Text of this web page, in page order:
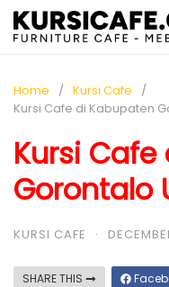
Home
Kursi Cafe
Kursi Cafe di Kabupaten
Kursi
Gorontalo
KURSI CAFE ·
SHARE THIS